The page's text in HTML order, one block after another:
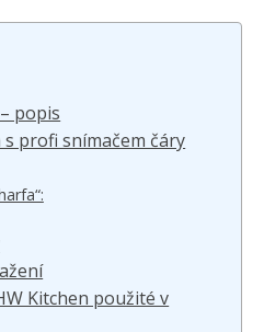
popis
profi snímačem čáry
Kitchen použité v